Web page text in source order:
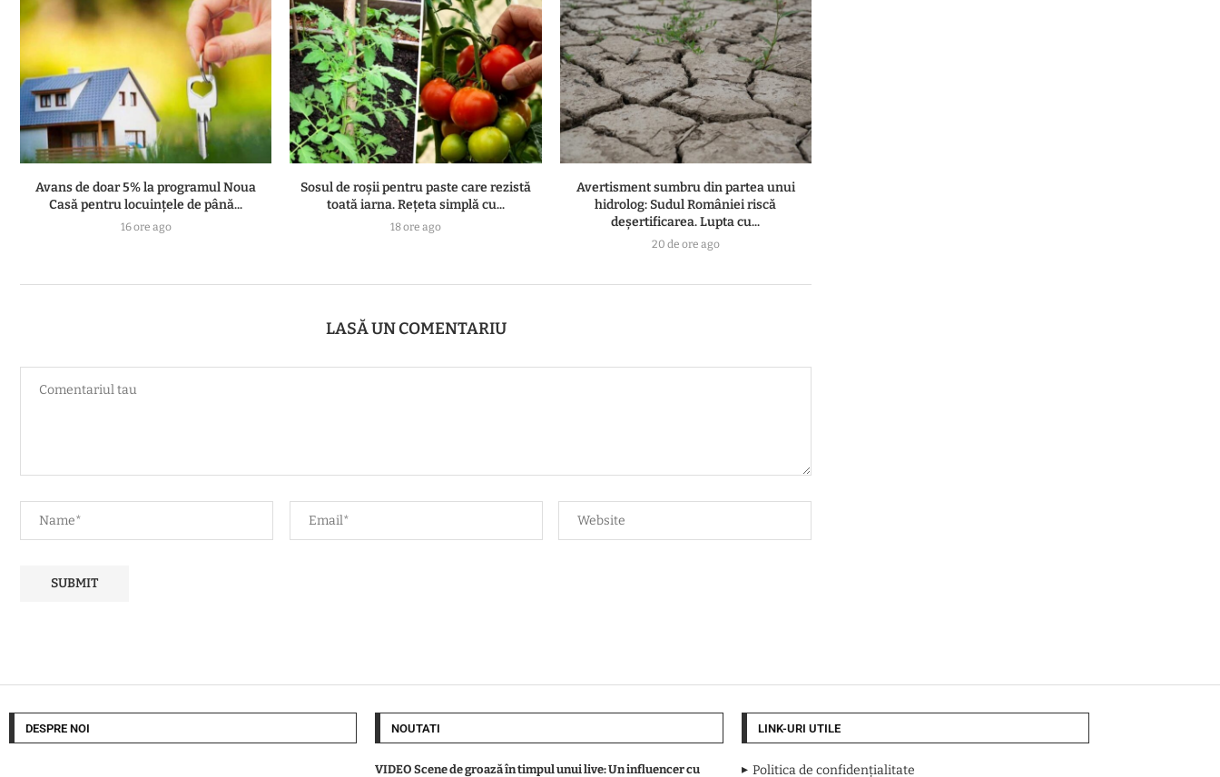
Avans de doar 5% la programul Noua
Casă pentru locuințele de până...
16 ore ago
Sosul de roșii pentru paste care rezistă
toată iarna. Rețeta simplă cu...
18 ore ago
Avertisment sumbru din partea unui
hidrolog: Sudul României riscă
deșertificarea. Lupta cu...
20 de ore ago
LASĂ UN COMENTARIU
DESPRE NOI NOUTATI
VIDEO Scene de groază în timpul unui live: Un influencer cu
LINK-URI UTILE
Politica de confidențialitate